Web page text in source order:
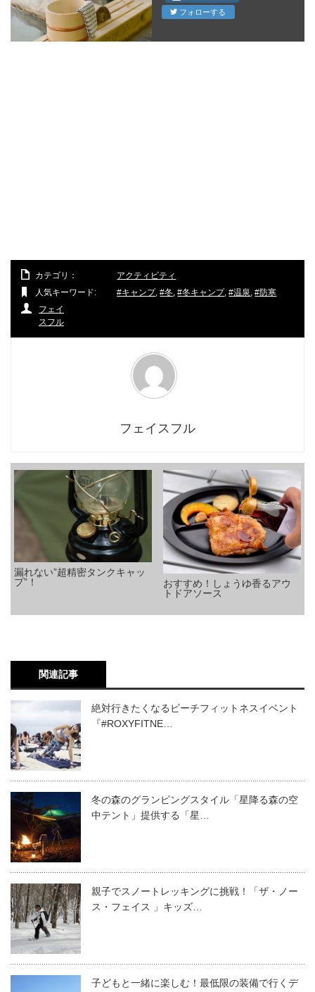
フォローする
カテゴリ：
アクティビティ
人気キーワード:
キャンプ, 冬, 冬キャンプ, 温泉, 防寒
フェイ
スフル
フェイスフル
漏れない”超精密タンクキャッ
プ”！
おすすめ！しょうゆ香るアウ
トドアソース
関連記事
絶対行きたくなるビーチフィットネスイベント
『#ROXYFITNE…
冬の森のグランピングスタイル「星降る森の空
中テント」提供する「星…
親子でスノートレッキングに挑戦！「ザ・ノー
ス・フェイス 」キッズ…
子どもと一緒に楽しむ！最低限の装備で行くデ